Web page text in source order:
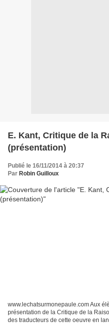
E. Kant, Critique de la
(présentation)
Publié le 16/11/2014 à 20:37
Par Robin Guilloux
www.lechatsurmonepaule.com Aux
présentation de la Critique de la
des traducteurs de cette oeuvre en